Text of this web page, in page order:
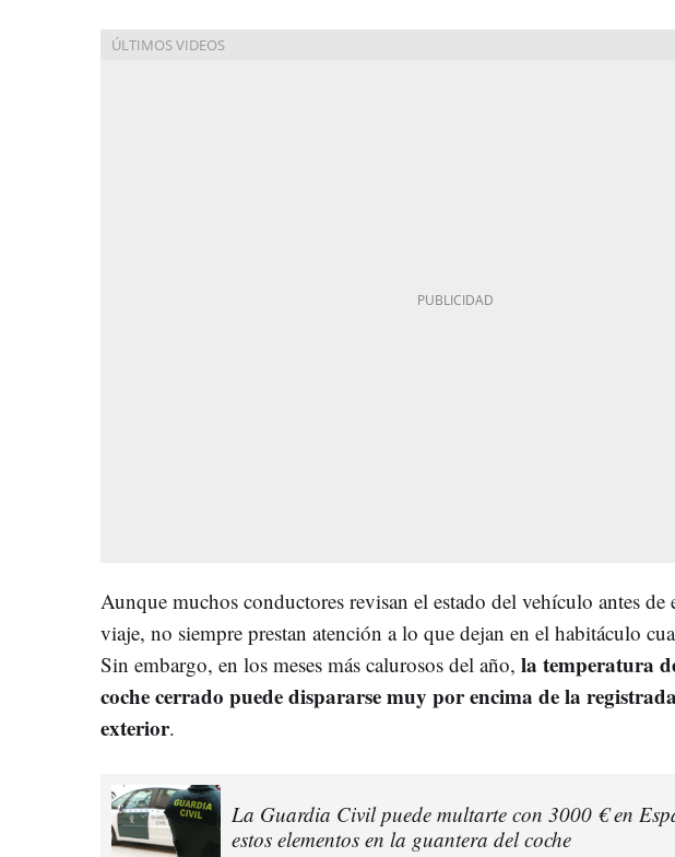
Aunque muchos conductores revisan el estado del vehículo antes de
viaje, no siempre prestan atención a lo que dejan en el habitáculo
Sin embargo, en los meses más calurosos del año, la temperatura
coche cerrado puede dispararse muy por encima de la
exterior.
La Guardia Civil puede multarte con 3000 € en
estos elementos en la guantera del coche